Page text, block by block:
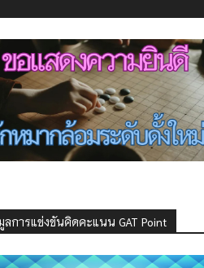
ลการแข่งขันคิดคะแนน GAT Point